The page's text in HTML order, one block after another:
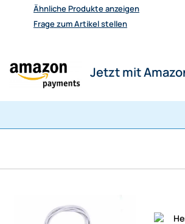
Ähnliche Produkte anzeigen
Frage zum Artikel stellen
bezahlen